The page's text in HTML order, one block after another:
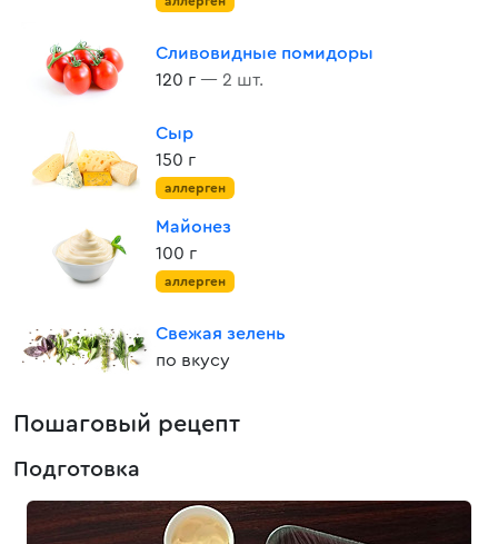
Сливовидные помидоры
120 г — 2 шт.
Сыр
150 г
аллерген
Майонез
100 г
аллерген
Свежая зелень
по вкусу
Пошаговый рецепт
Подготовка